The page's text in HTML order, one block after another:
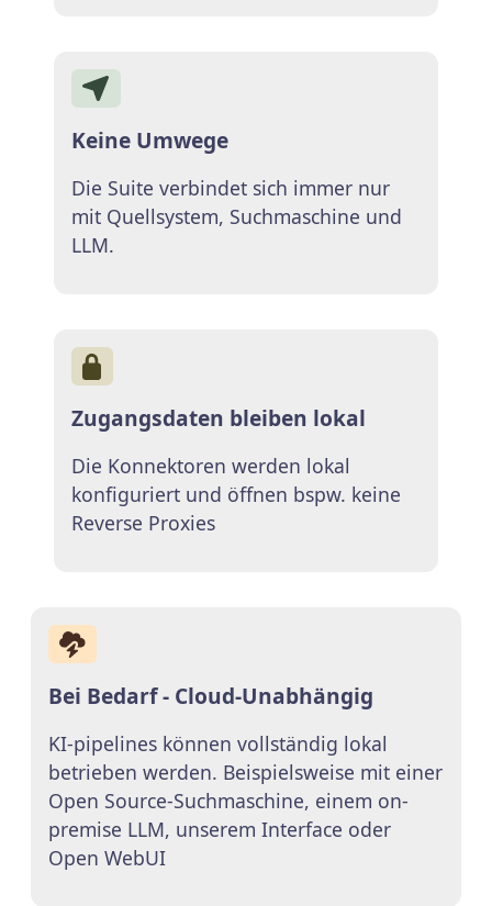
Keine Umwege
Die Suite verbindet sich immer nur
mit Quellsystem, Suchmaschine und
LLM.
Zugangsdaten bleiben lokal
Die Konnektoren werden lokal
konfiguriert und öffnen bspw. keine
Reverse Proxies
Bei Bedarf - Cloud-Unabhängig
KI-pipelines können vollständig lokal
betrieben werden. Beispielsweise mit einer
Open Source-Suchmaschine, einem on-
premise LLM, unserem Interface oder
Open WebUI